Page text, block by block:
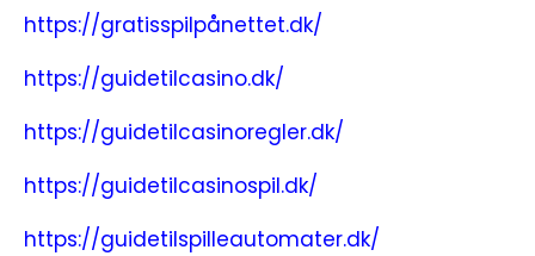
https://gratisspilpånettet.dk/
https://guidetilcasino.dk/
https://guidetilcasinoregler.dk/
https://guidetilcasinospil.dk/
https://guidetilspilleautomater.dk/